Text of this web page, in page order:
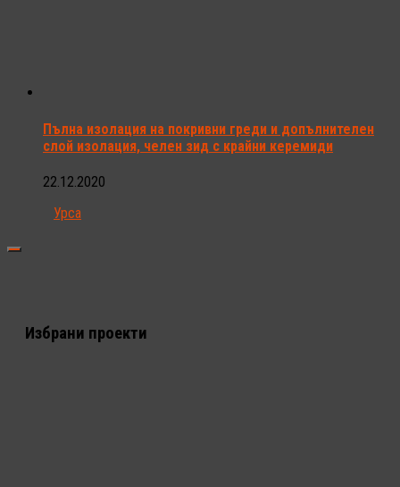
Пълна изолация на покривни греди и допълнителен
слой изолация, челен зид с крайни керемиди
22.12.2020
Урса
Избрани проекти